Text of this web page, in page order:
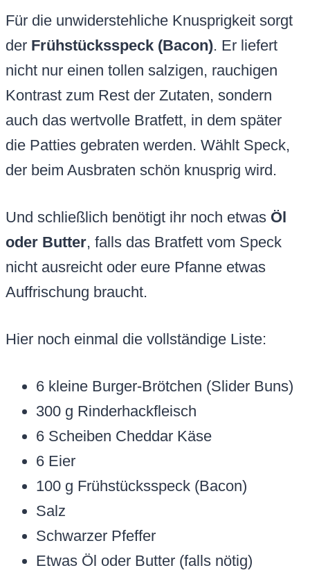
Für die unwiderstehliche Knusprigkeit sorgt
der Frühstücksspeck (Bacon). Er liefert
nicht nur einen tollen salzigen, rauchigen
Kontrast zum Rest der Zutaten, sondern
auch das wertvolle Bratfett, in dem später
die Patties gebraten werden. Wählt Speck,
der beim Ausbraten schön knusprig wird.
Und schließlich benötigt ihr noch etwas Öl
oder Butter, falls das Bratfett vom Speck
nicht ausreicht oder eure Pfanne etwas
Auffrischung braucht.
Hier noch einmal die vollständige Liste:
6 kleine Burger-Brötchen (Slider Buns)
300 g Rinderhackfleisch
6 Scheiben Cheddar Käse
6 Eier
100 g Frühstücksspeck (Bacon)
Salz
Schwarzer Pfeffer
Etwas Öl oder Butter (falls nötig)